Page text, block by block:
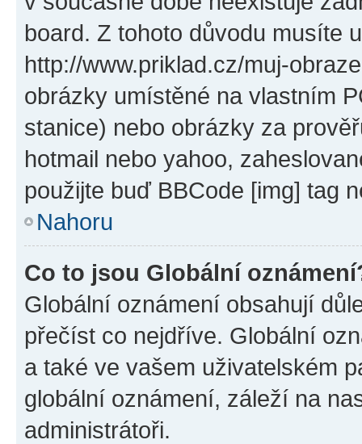
board. Z tohoto důvodu musíte
http://www.priklad.cz/muj-
obrázky umístěné na vlastním
stanice) nebo obrázky za
hotmail nebo yahoo,
použijte buď BBCode [img] tag
Nahoru
Co to jsou Globální
Globální oznámení obsahují
přečíst co nejdříve. Globální
a také ve vašem uživatelském
globální oznámení, záleží na
administrátoři.